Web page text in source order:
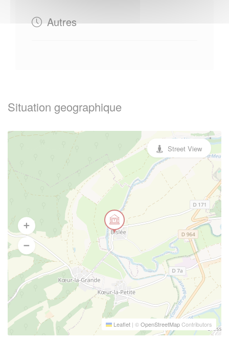
Autres
Situation geographique
Leaflet | ©OpenStreetMapContributors
Street View